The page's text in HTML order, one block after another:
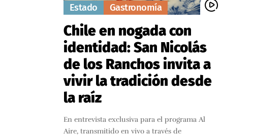
Estado Gastronomía
Chile en nogada con
identidad: San Nicolás
de los Ranchos invita a
vivir la tradición desde
la raíz
En entrevista exclusiva para el programa Al
Aire, transmitido en vivo a través de